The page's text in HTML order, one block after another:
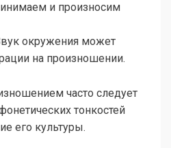
и произносим
окружения может
на произношении.
часто следует
тонкостей
его культуры.